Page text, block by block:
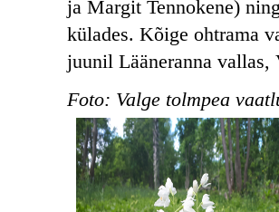
ja Margit Tennokene)
külades. Kõige ohtrama
juunil Lääneranna
Foto: Valge tolmpea